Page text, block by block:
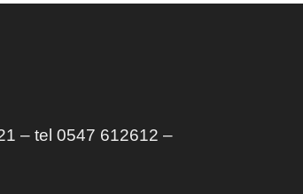
– tel 0547 612612 –